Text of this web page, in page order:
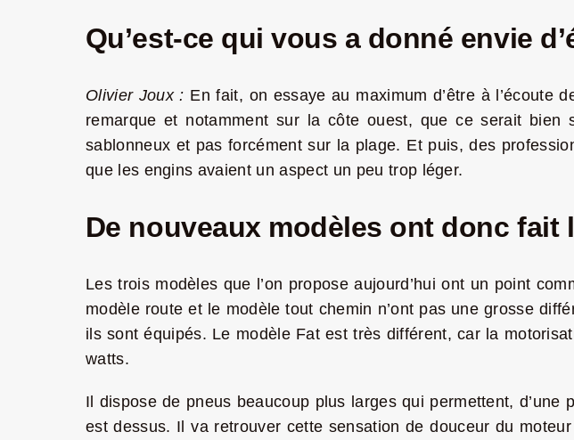
Qu’est-ce qui vous a donné envie
Olivier Joux : En fait, on essaye au maximum d’être à l’écoute
remarque et notamment sur la côte ouest, que ce serait
sablonneux et pas forcément sur la plage. Et puis, des
que les engins avaient un aspect un peu trop léger.
De nouveaux modèles ont donc fait
Les trois modèles que l’on propose aujourd’hui ont un point
modèle route et le modèle tout chemin n’ont pas une grosse
ils sont équipés. Le modèle Fat est très différent, car la
watts.
Il dispose de pneus beaucoup plus larges qui permettent, d’une
est dessus. Il va retrouver cette sensation de douceur du